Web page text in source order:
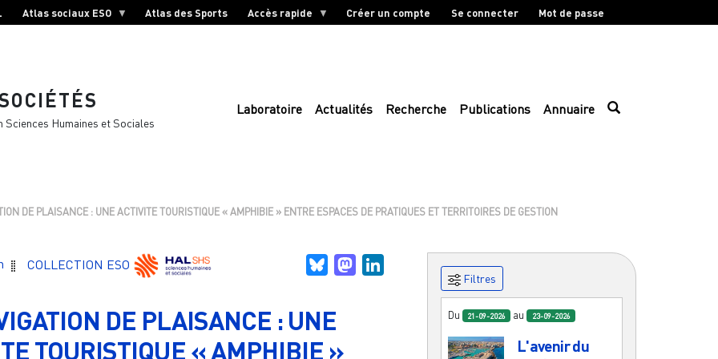
Atlas sociaux ESO Atlas des Sports Accès rapide Créer un compte Se connecter Mot de passe
Humaines et Sociales
Laboratoire Actualités Recherche Publications Annuaire
DE PLAISANCE : UNE ACTIVITE TOURISTIQUE « AMPHIBIE » ENTRE ESPACES DE PRATIQUES ET TERRITOIRES DE GESTION
COLLECTION ESO BlueskyMastodon
DE PLAISANCE : UNE
TOURISTIQUE « AMPHIBIE »
Filtres
Du 21-09-2026 au 23-09-2026
L'avenir du